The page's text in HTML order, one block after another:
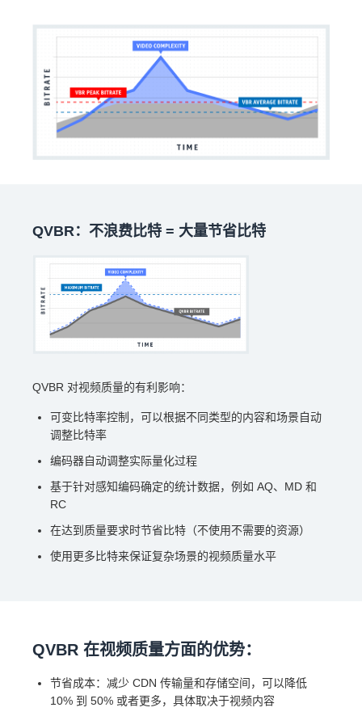
QVBR：不浪费比特 = 大量节省比特
QVBR 对视频质量的有利影响：
可变比特率控制，可以根据不同类型的内容和场景自动
调整比特率
编码器自动调整实际量化过程
基于针对感知编码确定的统计数据，例如 AQ、MD 和
RC
在达到质量要求时节省比特（不使用不需要的资源）
使用更多比特来保证复杂场景的视频质量水平
QVBR 在视频质量方面的优势：
节省成本：减少 CDN 传输量和存储空间，可以降低
10% 到 50% 或者更多，具体取决于视频内容